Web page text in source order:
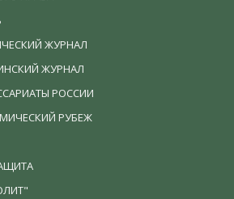
ЖУРНАЛ
ЖУРНАЛ
РОССИИ
РУБЕЖ